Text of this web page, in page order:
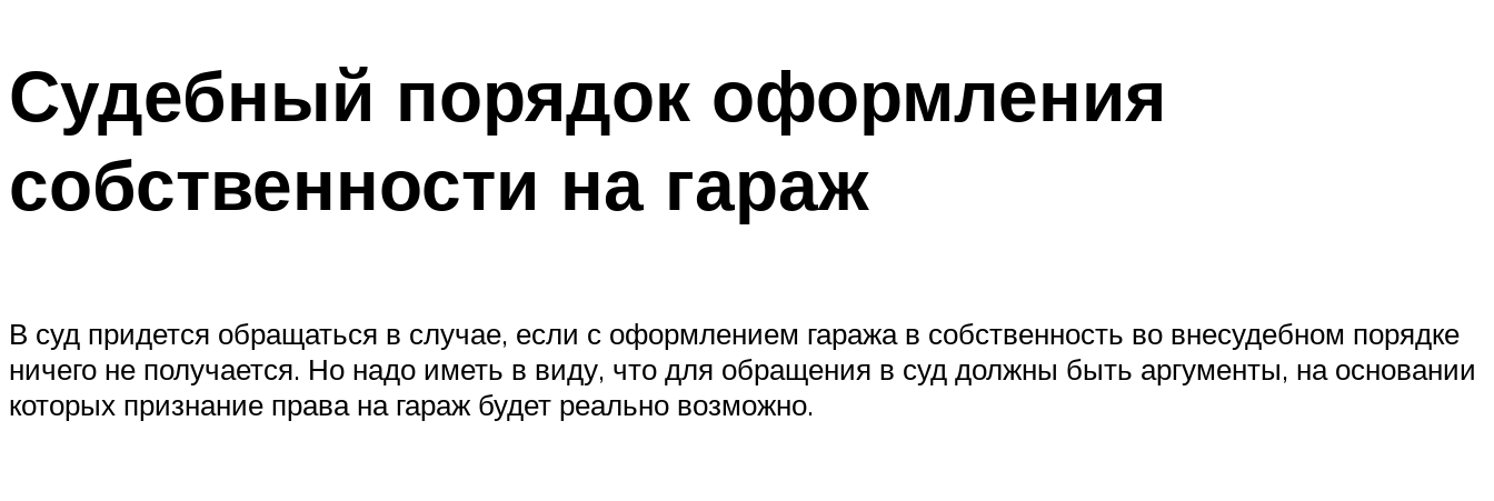
Судебный порядок оформления
собственности на гараж
В суд придется обращаться в случае, если с оформлением гаража в собственность во внесудебном порядке
ничего не получается. Но надо иметь в виду, что для обращения в суд должны быть аргументы, на основании
которых признание права на гараж будет реально возможно.